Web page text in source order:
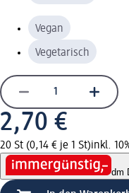
Vegan
Vegetarisch
2,70 €
20 St (0,14 € je 1 St)inkl.
dm